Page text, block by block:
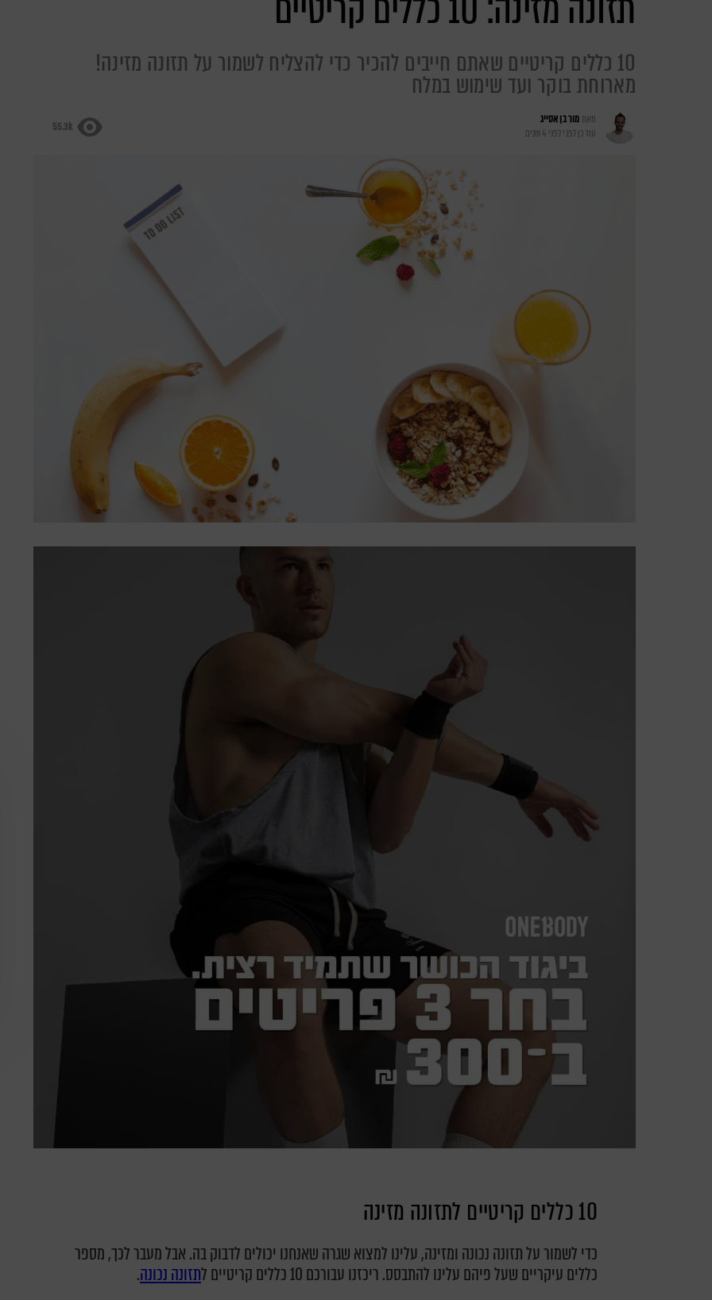
10 כללים קריטיים שאתם חייבים להכיר כדי להצליח לשמור על תזונה מזינה!
מארוחת בוקר ועד שימוש במלח
מאתמור בן אסייג
עודכן לפנילפני 4 שנים 55.3k
10 כללים קריטיים לתזונה מזינה
כדי לשמור על תזונה נכונה ומזינה, עלינו למצוא שגרה שאנחנו יכולים לדבוק בה. אבל מעבר לכך, מספר
כללים עיקריים שעל פיהם עלינו להתבסס. ריכזנו עבורכם 10 כללים קריטיים ל
תזונה נכונה.